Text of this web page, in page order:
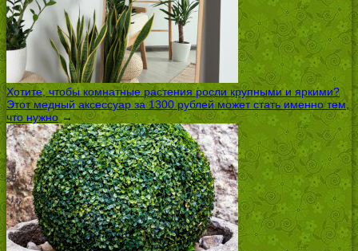
Хотите, чтобы комнатные растения росли крупными и яркими?
Этот медный аксессуар за 1300 рублей может стать именно тем,
что нужно→